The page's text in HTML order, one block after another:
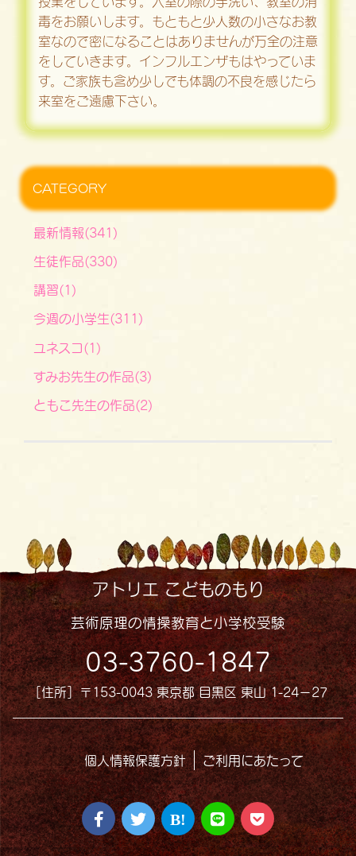
毒をお願いします。もともと少人数の小さなお教
室なので密になることはありませんが万全の注意
をしていきます。インフルエンザもはやっていま
す。ご家族も含め少しでも体調の不良を感じたら
来室をご遠慮下さい。
CATEGORY
最新情報(341)
生徒作品(330)
講習(1)
今週の小学生(311)
ユネスコ(1)
すみお先生の作品(3)
ともこ先生の作品(2)
アトリエ こどものもり
芸術原理の情操教育と小学校受験
03-3760-1847
［住所］〒153-0043 東京都 目黒区 東山 1-24−27
個人情報保護方針 ご利用にあたって